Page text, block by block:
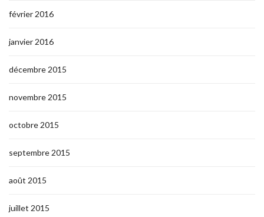
février 2016
janvier 2016
décembre 2015
novembre 2015
octobre 2015
septembre 2015
août 2015
juillet 2015